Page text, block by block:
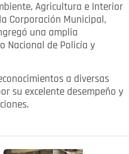
Agricultura e Interior
Corporación Municipal,
una amplia
Nacional de Policía y
a diversas
su excelente desempeño y